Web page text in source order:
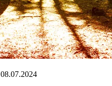
08.07.2024